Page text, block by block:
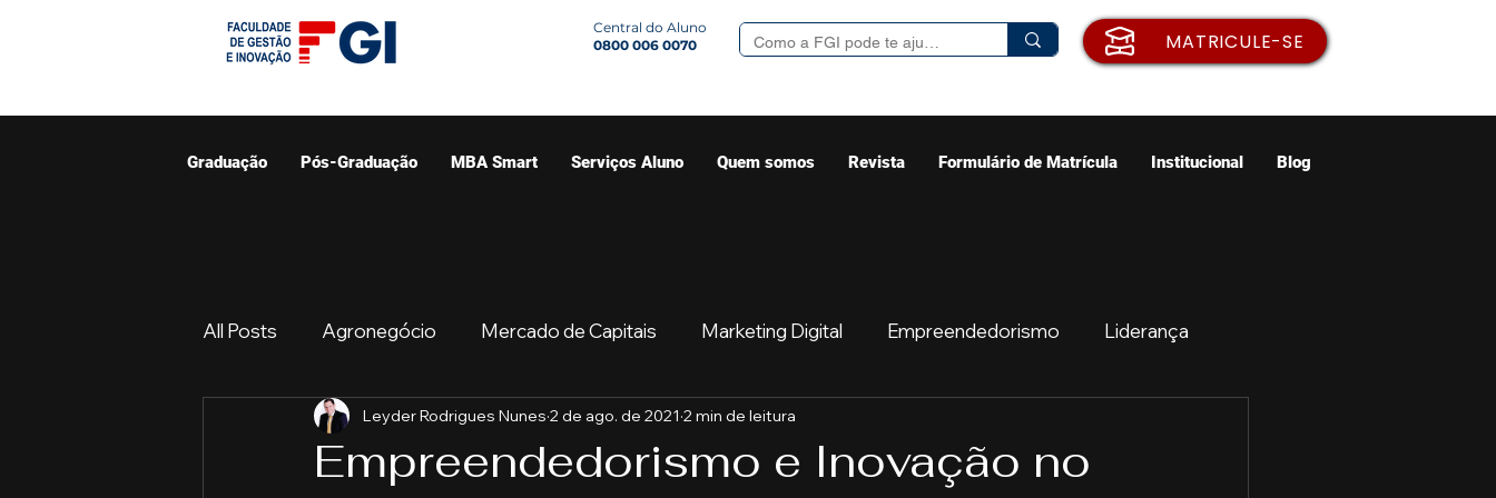
Central do Aluno
0800 006 0070
MATRICULE-SE
Graduação Pós-Graduação MBA Smart Serviços Aluno Quem somos Revista Formulário de Matrícula Institucional Blog
All Posts Agronegócio Mercado de Capitais Marketing Digital Empreendedorismo Liderança
Graduação Resumo do Mercado Sua comunidade
Empreendedorismo e Inovação no
Leyder Rodrigues Nunes 2 de ago. de 2021 2 min de leitura